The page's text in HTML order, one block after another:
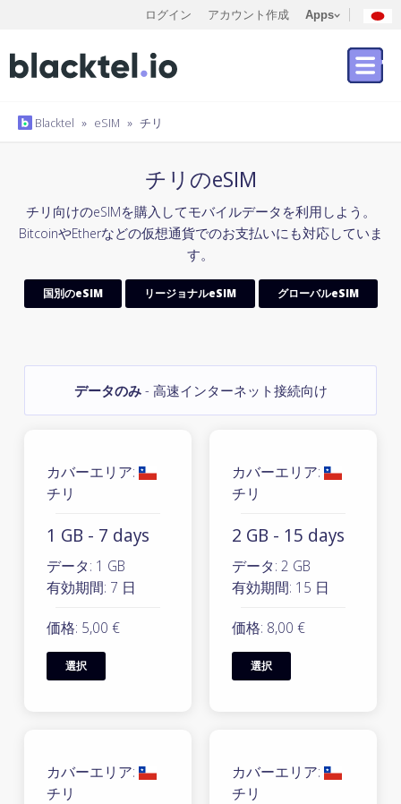
ログイン アカウント作成 Apps
Blacktel » eSIM » チリ
チリのeSIM
チリ向けのeSIMを購入してモバイルデータを利用しよう。
BitcoinやEtherなどの仮想通貨でのお支払いにも対応していま
す。
国別のeSIM リージョナルeSIM グローバルeSIM
データのみ- 高速インターネット接続向け
カバーエリア:
チリ
1 GB - 7 days
データ: 1 GB
有効期間: 7 日
価格: 5,00 €
選択
カバーエリア:
チリ
2 GB - 15 days
データ: 2 GB
有効期間: 15 日
価格: 8,00 €
選択
カバーエリア:
チリ
カバーエリア:
チリ